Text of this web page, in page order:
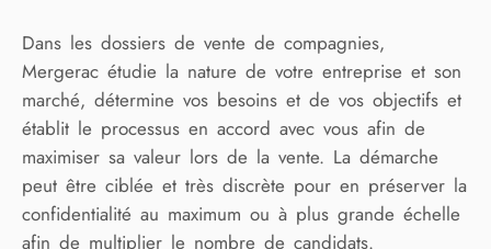
Dans les dossiers de vente de compagnies,
Mergerac étudie la nature de votre entreprise et son
marché, détermine vos besoins et de vos objectifs et
établit le processus en accord avec vous afin de
maximiser sa valeur lors de la vente. La démarche
peut être ciblée et très discrète pour en préserver la
confidentialité au maximum ou à plus grande échelle
afin de multiplier le nombre de candidats.